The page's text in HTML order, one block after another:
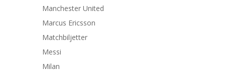
Manchester United
Marcus Ericsson
Matchbiljetter
Messi
Milan